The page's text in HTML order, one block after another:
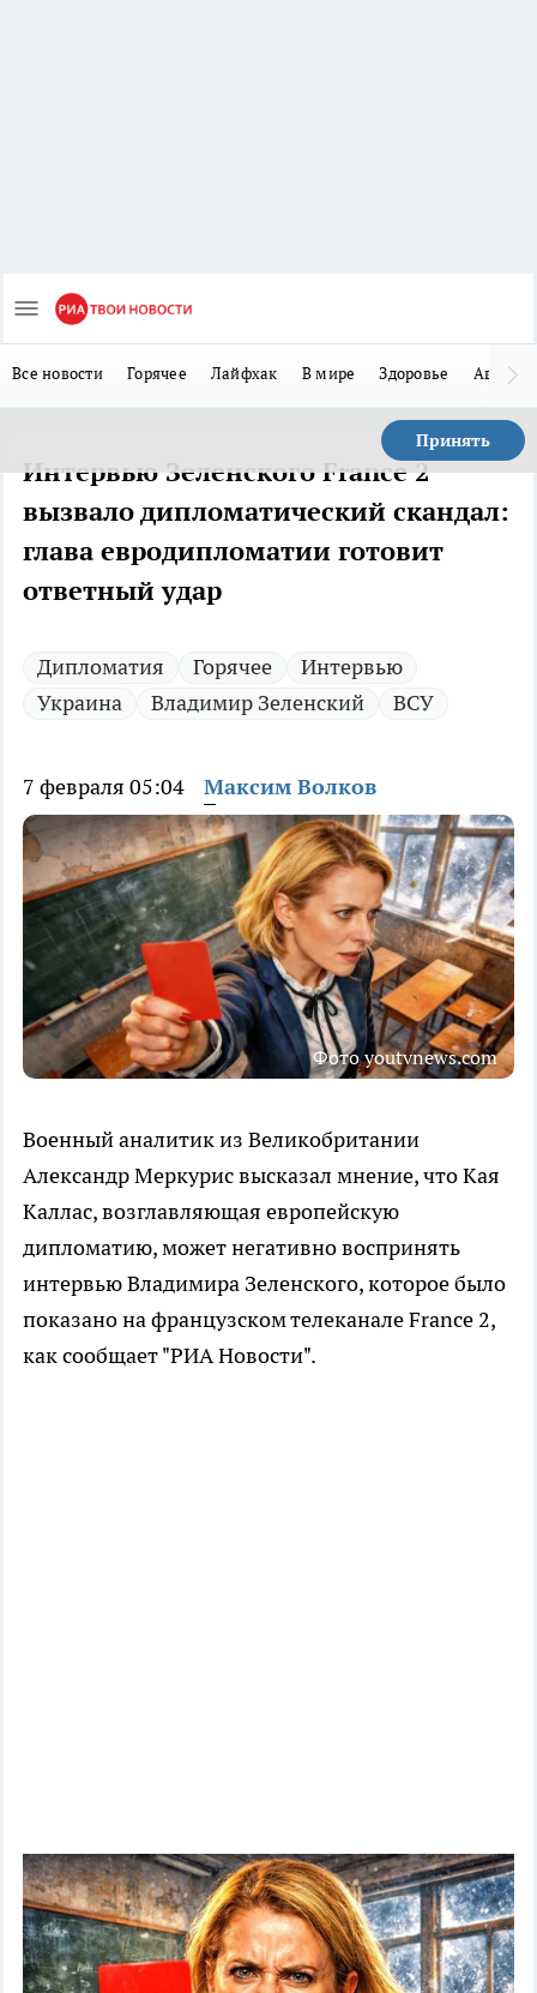
Все новости Горячее Лайфхак В мире Здоровье Авто
Принять
Интервью Зеленского France 2
вызвало дипломатический скандал:
глава евродипломатии готовит
ответный удар
Дипломатия Горячее
Интервью
Украина
Владимир Зеленский ВСУ
7 февраля 05:04 Максим Волков
Фото youtvnews.com
Военный аналитик из Великобритании
Александр Меркурис высказал мнение, что Кая
Каллас, возглавляющая европейскую
дипломатию, может негативно воспринять
интервью Владимира Зеленского, которое было
показано на французском телеканале France 2,
как сообщает "РИА Новости".